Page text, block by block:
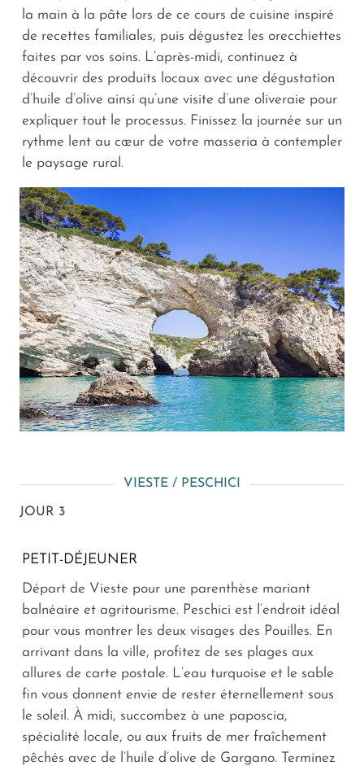
la main à la pâte lors de ce cours de cuisine inspiré
de recettes familiales, puis dégustez les orecchiettes
faites par vos soins. L’après-midi, continuez à
découvrir des produits locaux avec une dégustation
d’huile d’olive ainsi qu’une visite d’une oliveraie pour
expliquer tout le processus. Finissez la journée sur un
rythme lent au cœur de votre masseria à contempler
le paysage rural.
VIESTE / PESCHICI
JOUR 3
PETIT-DÉJEUNER
Départ de Vieste pour une parenthèse mariant
balnéaire et agritourisme. Peschici est l’endroit idéal
pour vous montrer les deux visages des Pouilles. En
arrivant dans la ville, profitez de ses plages aux
allures de carte postale. L’eau turquoise et le sable
fin vous donnent envie de rester éternellement sous
le soleil. À midi, succombez à une paposcia,
spécialité locale, ou aux fruits de mer fraîchement
pêchés avec de l’huile d’olive de Gargano. Terminez